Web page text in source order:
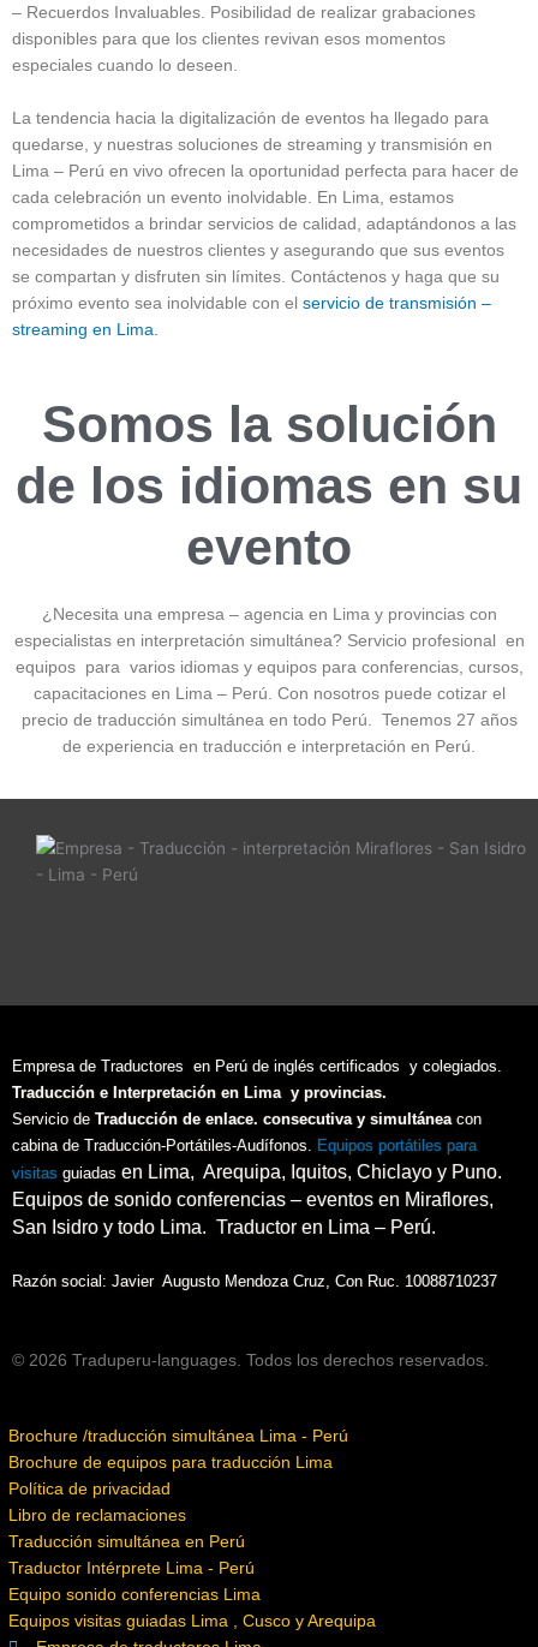
– Recuerdos Invaluables. Posibilidad de realizar grabaciones
disponibles para que los clientes revivan esos momentos
especiales cuando lo deseen.
La tendencia hacia la digitalización de eventos ha llegado para
quedarse, y nuestras soluciones de streaming y transmisión en
Lima – Perú en vivo ofrecen la oportunidad perfecta para hacer de
cada celebración un evento inolvidable. En Lima, estamos
comprometidos a brindar servicios de calidad, adaptándonos a las
necesidades de nuestros clientes y asegurando que sus eventos
se compartan y disfruten sin límites. Contáctenos y haga que su
próximo evento sea inolvidable con el servicio de transmisión –
streaming en Lima.
Somos la solución
de los idiomas en su
evento
¿Necesita una empresa – agencia en Lima y provincias con
especialistas en interpretación simultánea? Servicio profesional en
equipos para varios idiomas y equipos para conferencias, cursos,
capacitaciones en Lima – Perú. Con nosotros puede cotizar el
precio de traducción simultánea en todo Perú. Tenemos 27 años
de experiencia en traducción e interpretación en Perú.
Empresa de Traductores en Perú de inglés certificados y colegiados.
Traducción e Interpretación en Lima y provincias.
Servicio de Traducción de enlace. consecutiva y simultáneacon
cabina de Traducción-Portátiles-Audífonos. Equipos portátiles para
visitas guiadas en Lima, Arequipa, Iquitos, Chiclayo y Puno.
Equipos de sonido conferencias – eventos en Miraflores,
San Isidro y todo Lima. Traductor en Lima – Perú.
Razón social: Javier Augusto Mendoza Cruz, Con Ruc. 10088710237
© 2026 Traduperu-languages. Todos los derechos reservados.
Brochure /traducción simultánea Lima - Perú
Brochure de equipos para traducción Lima
Política de privacidad
Libro de reclamaciones
Traducción simultánea en Perú
Traductor Intérprete Lima - Perú
Equipo sonido conferencias Lima
Equipos visitas guiadas Lima , Cusco y Arequipa